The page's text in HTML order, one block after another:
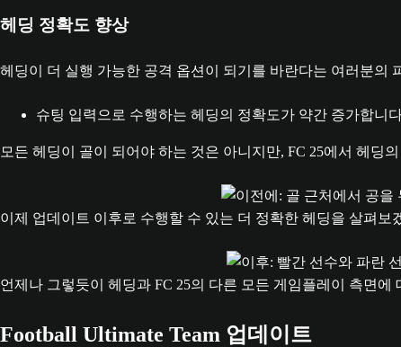
헤딩 정확도 향상
헤딩이 더 실행 가능한 공격 옵션이 되기를 바란다는 여러분의
슈팅 입력으로 수행하는 헤딩의 정확도가 약간 증가합니
모든 헤딩이 골이 되어야 하는 것은 아니지만, FC 25에서 헤딩
이제 업데이트 이후로 수행할 수 있는 더 정확한 헤딩을 살펴보
언제나 그렇듯이 헤딩과 FC 25의 다른 모든 게임플레이 측면
Football Ultimate Team 업데이트